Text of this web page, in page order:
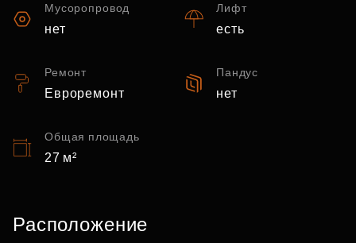
Мусоропровод
нет
Лифт
есть
Ремонт
Евроремонт
Пандус
нет
Общая площадь
27 м²
Расположение